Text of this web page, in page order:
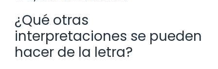
¿Qué otras
interpretaciones se pueden
hacer de la letra?